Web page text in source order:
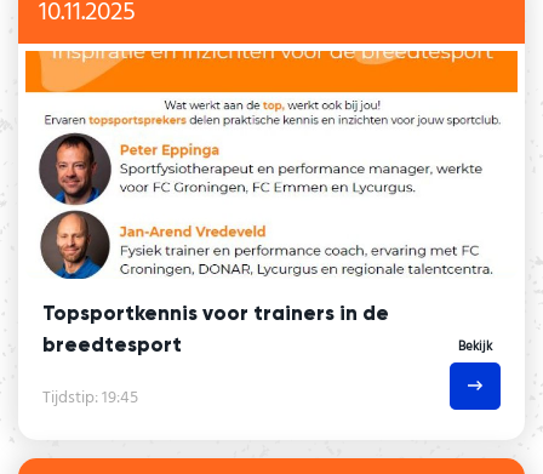
10.11.2025
Topsportkennis voor trainers in de
breedtesport
Tijdstip: 19:45
Bekijk